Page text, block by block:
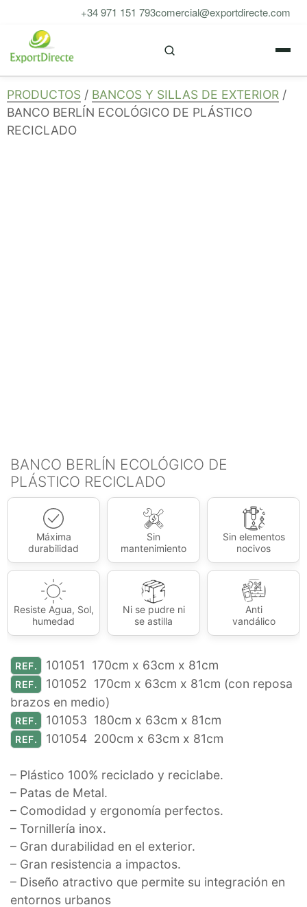
contenido
+34 971 151 793comercial@exportdirecte.com
PRODUCTOS / BANCOS Y SILLAS DE EXTERIOR /
BANCO BERLÍN ECOLÓGICO DE PLÁSTICO
RECICLADO
BANCO BERLÍN ECOLÓGICO DE
PLÁSTICO RECICLADO
Máxima
durabilidad
Sin
mantenimiento
Sin elementos
nocivos
Resiste Agua, Sol,
humedad
Ni se pudre ni
se astilla
Anti
vandálico
REF. 101051 170cm x 63cm x 81cm
REF.
101052 170cm x 63cm x 81cm (con reposa
brazos en medio)
REF. 101053 180cm x 63cm x 81cm
REF. 101054 200cm x 63cm x 81cm
– Plástico 100% reciclado y reciclabe.
– Patas de Metal.
– Comodidad y ergonomía perfectos.
– Tornillería inox.
– Gran durabilidad en el exterior.
– Gran resistencia a impactos.
– Diseño atractivo que permite su integración en
entornos urbanos